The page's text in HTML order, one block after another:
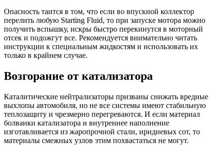
Опасность таится в том, что если во впускной коллектор
перелить любую Starting Fluid, то при запуске мотора можно
получить вспышку, искры быстро перекинутся в моторный
отсек и подожгут все. Рекомендуется внимательно читать
инструкции к специальным жидкостям и использовать их
только в крайнем случае.
Возгорание от катализатора
Каталитические нейтрализаторы призваны снижать вредные
выхлопы автомобиля, но не все системы имеют стабильную
теплозащиту и чрезмерно перегреваются. И если материал
болванки катализатора и внутреннее наполнение
изготавливается из жаропрочной стали, иридиевых сот, то
материалы смежных узлов этим похвастаться не могут.